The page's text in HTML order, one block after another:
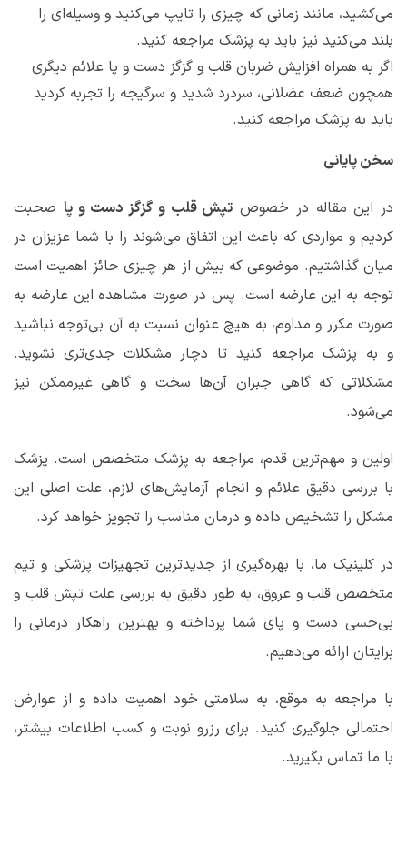
می‌کشید، مانند زمانی که چیزی را تایپ می‌کنید و وسیله‌ای را
بلند می‌کنید نیز باید به پزشک مراجعه کنید.
اگر به همراه افزایش ضربان قلب و گزگز دست و پا علائم دیگری
همچون ضعف عضلانی، سردرد شدید و سرگیجه را تجربه کردید
باید به پزشک مراجعه کنید.
سخن پایانی
در این مقاله در خصوص تپش قلب و گزگز دست و پا صحبت
کردیم و مواردی که باعث این اتفاق می‌شوند را با شما عزیزان در
میان گذاشتیم. موضوعی که بیش از هر چیزی حائز اهمیت است
توجه به این عارضه است. پس در صورت مشاهده این عارضه به
صورت مکرر و مداوم، به هیچ عنوان نسبت به آن بی‌توجه نباشید
و به پزشک مراجعه کنید تا دچار مشکلات جدی‌تری نشوید.
مشکلاتی که گاهی جبران آن‌ها سخت و گاهی غیرممکن نیز
می‌شود.
اولین و مهم‌ترین قدم، مراجعه به پزشک متخصص است. پزشک
با بررسی دقیق علائم و انجام آزمایش‌های لازم، علت اصلی این
مشکل را تشخیص داده و درمان مناسب را تجویز خواهد کرد.
در کلینیک ما، با بهره‌گیری از جدیدترین تجهیزات پزشکی و تیم
متخصص قلب و عروق، به طور دقیق به بررسی علت تپش قلب و
بی‌حسی دست و پای شما پرداخته و بهترین راهکار درمانی را
برایتان ارائه می‌دهیم.
با مراجعه به موقع، به سلامتی خود اهمیت داده و از عوارض
احتمالی جلوگیری کنید. برای رزرو نوبت و کسب اطلاعات بیشتر،
با ما تماس بگیرید.